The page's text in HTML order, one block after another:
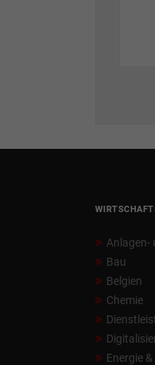
Anlagen-
Bau
Belgien
Chemie
Energie